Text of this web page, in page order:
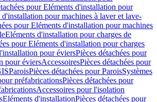
pour Eléments d'installation pour
d'installation pour machines à laver et lave-
pour Eléments d'installation pour machines
Eléments d'installation pour charges de
pour Eléments d'installation pour charges
pour éviersPièces détachées pour
pour éviersAccessoiresPièces détachées pour
ParoisPièces détachées pour ParoisSystèmes
préfabricationsPièces détachées pour
Accessoires pour l'isolation
Eléments d'installationPièces détachées pour